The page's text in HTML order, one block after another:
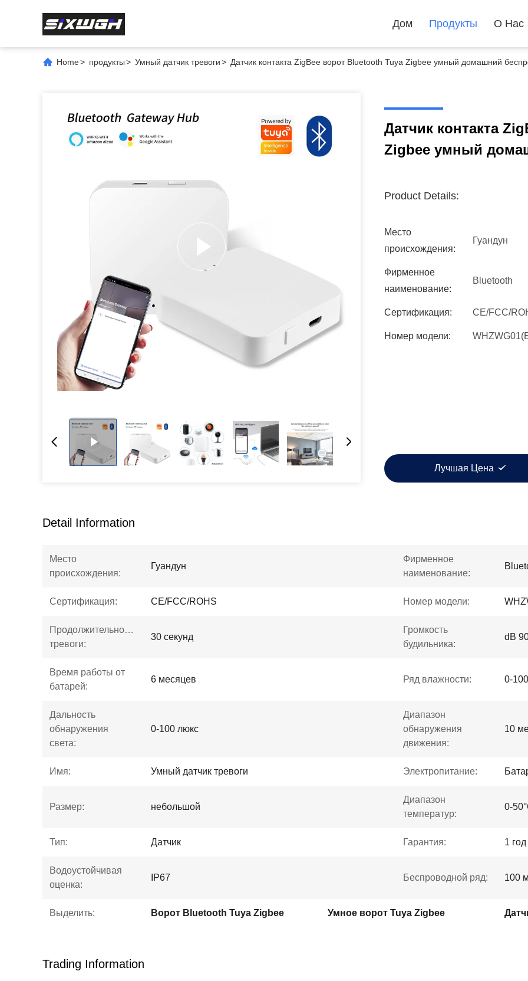
Дом Продукты О Нас
Home> продукты> Умный датчик тревоги> Датчик контакта ZigBee ворот Bluetooth Tuya Zigbee умный домашний
Датчик контакта
Zigbee умный
Product Details:
Место
происхождения:
Гуандун
Фирменное
наименование:
Bluetooth
Сертификация: CE/FCC/
Номер модели:
Лучшая Цена
Detail Information
Место
происхождения:
Гуандун
Фирменное
наименование:
Сертификация: CE/FCC/ROHS Номер модели:
Продолжительность
тревоги:
30 секунд
Громкость
будильника:
dB
Время работы от
батарей:
6 месяцев Ряд влажности: 0-
Дальность
обнаружения
света:
0-100 люкс
Диапазон
обнаружения
движения:
10
Имя: Умный датчик тревоги Электропитание:
Размер: небольшой
Диапазон
температур:
0-
Тип: Датчик Гарантия: 1 год
Водоустойчивая
оценка:
IP67 Беспроводной ряд: 100
Выделить: Ворот Bluetooth Tuya Zigbee Умное ворот Tuya Zigbee
Trading Information